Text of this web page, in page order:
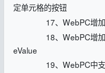
定单元格的按钮
17、WebPC增
18、WebPC增
eValue
19、WebPC中